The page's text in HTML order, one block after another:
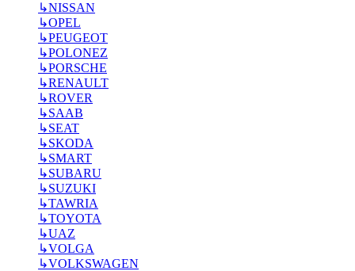
↳NISSAN
↳OPEL
↳PEUGEOT
↳POLONEZ
↳PORSCHE
↳RENAULT
↳ROVER
↳SAAB
↳SEAT
↳SKODA
↳SMART
↳SUBARU
↳SUZUKI
↳TAWRIA
↳TOYOTA
↳UAZ
↳VOLGA
↳VOLKSWAGEN